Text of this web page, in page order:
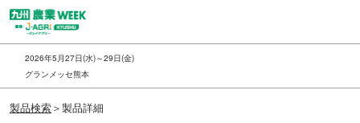
ス
キ
ッ
し
て
2026年5月27日(水)～29日(金)
グランメッセ熊本
製品検索＞製品詳細